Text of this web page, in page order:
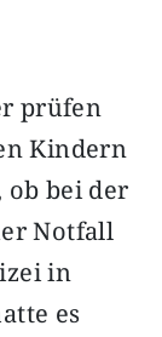
prüfen
Kindern
bei der
Notfall
in
es